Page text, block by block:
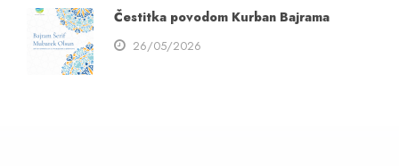
Čestitka povodom Kurban Bajrama
26/05/2026